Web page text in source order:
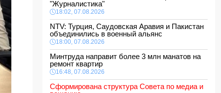
"Журналистика"
18:02, 07.08.2026
NTV: Турция, Саудовская Аравия и Пакистан
объединились в военный альянс
18:00, 07.08.2026
Минтруда направит более 3 млн манатов на
ремонт квартир
16:48, 07.08.2026
Сформирована структура Совета по медиа и